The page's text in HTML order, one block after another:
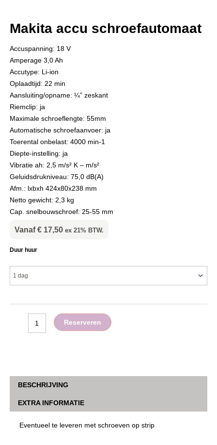
Makita accu schroefautomaat
Accuspanning: 18 V
Amperage 3,0 Ah
Accutype: Li-ion
Oplaadtijd: 22 min
Aansluiting/opname: ¼” zeskant
Riemclip: ja
Maximale schroeflengte: 55mm
Automatische schroefaanvoer: ja
Toerental onbelast: 4000 min-1
Diepte-instelling: ja
Vibratie ah: 2,5 m/s² K – m/s²
Geluidsdrukniveau: 75,0 dB(A)
Afm.: lxbxh 424x80x238 mm
Netto gewicht: 2,3 kg
Cap. snelbouwschroef: 25-55 mm
Vanaf € 17,50 ex 21% BTW.
Duur huur
accu
aantal
Reserveren
BESCHRIJVING
EXTRA INFORMATIE
Eventueel te leveren met schroeven op strip